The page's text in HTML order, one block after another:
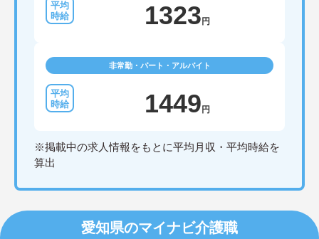
1323 円
非常勤・パート・アルバイト
1449 円
※掲載中の求人情報をもとに平均月収・平均時給を
算出
愛知県のマイナビ介護職